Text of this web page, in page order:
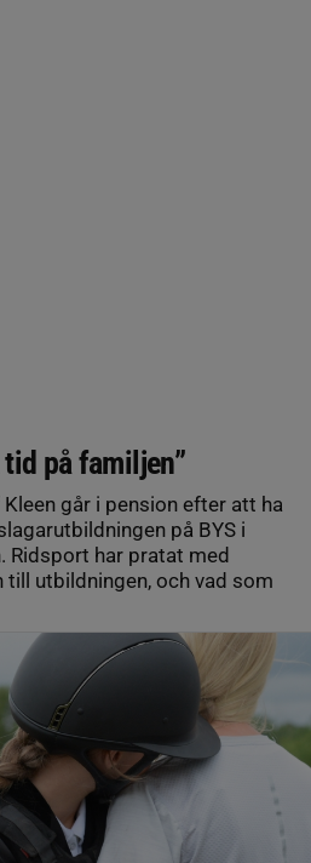
på familjen”
Kleen går i pension efter att ha
på BYS i
Ridsport har pratat med
till utbildningen, och vad som